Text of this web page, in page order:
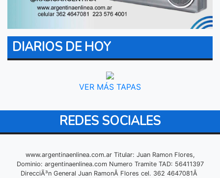
DIARIOS DE HOY
VER MÁS TAPAS
REDES SOCIALES
www.argentinaenlinea.com.ar Titular: Juan Ramon Flores,
Dominio: argentinaenlinea.com Numero Tramite TAD: 56411397
DirecciÃ³n General Juan RamonÂ Flores cel. 362 4647081Â